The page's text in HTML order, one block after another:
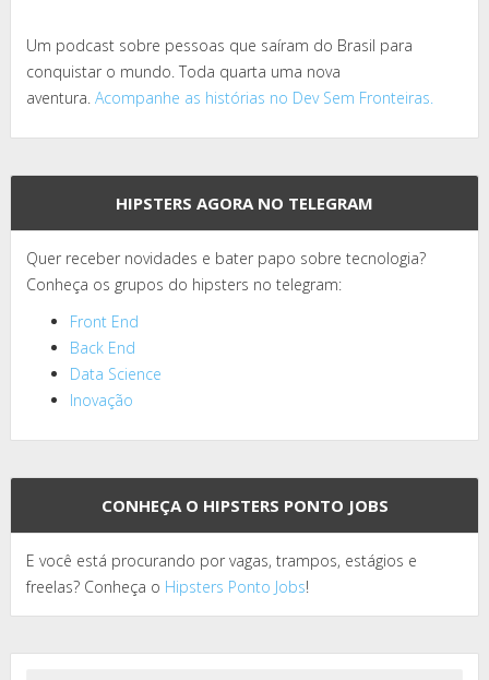
Um podcast sobre pessoas que saíram do Brasil para
conquistar o mundo. Toda quarta uma nova
aventura. Acompanhe as histórias no Dev Sem Fronteiras.
HIPSTERS AGORA NO TELEGRAM
Quer receber novidades e bater papo sobre tecnologia?
Conheça os grupos do hipsters no telegram:
Front End
Back End
Data Science
Inovação
CONHEÇA O HIPSTERS PONTO JOBS
E você está procurando por vagas, trampos, estágios e
freelas? Conheça o Hipsters Ponto Jobs!